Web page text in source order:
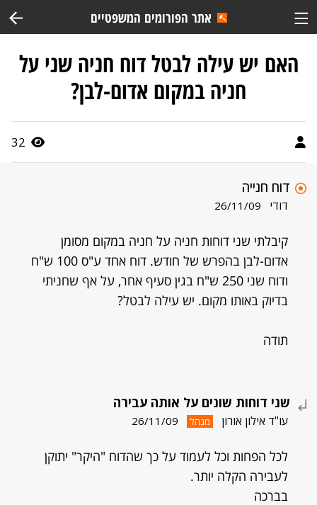
אתר הפורומים המשפטיים
האם יש עילה לבטל דוח חניה שני על
חניה במקום אדום-לבן?
32
דוח חנייה
דודי 26/11/09
קיבלתי שני דוחות חניה על חניה במקום מסומן
אדום-לבן בהפרש של חודש. דוח אחד ע"ס 100 ש"ח
ודוח שני 250 ש"ח בגין סעיף אחר, על אף שחניתי
בדיוק באותו מקום. יש עילה לבטל?
תודה
שני דוחות שונים על אותה עבירה
עו"ד אילון אורון מנהל 26/11/09
לכל הפחות וכל לעמוד על כך שהדוח "היקר" יתוקן
לעבירה הקלה יותר.
בברכה